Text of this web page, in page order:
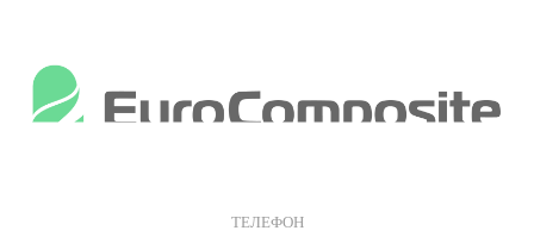
ТЕЛЕФОН